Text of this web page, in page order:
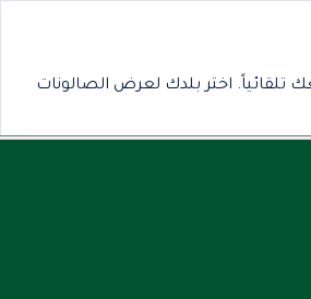
تلقائياً. اختر بلدك لعرض الصالونات